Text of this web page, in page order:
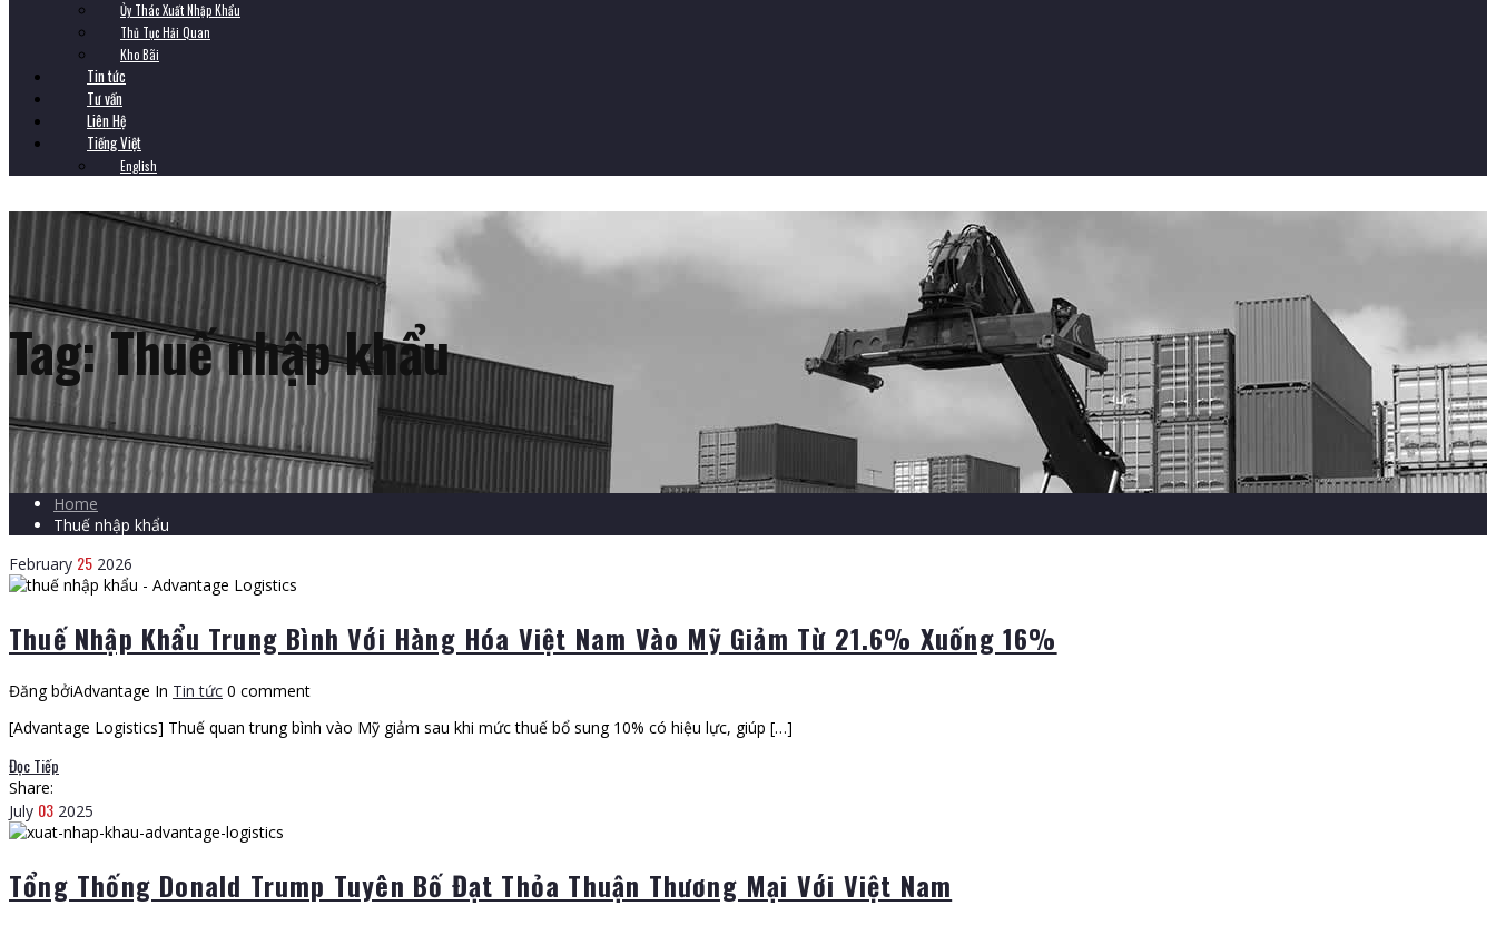
Ủy Thác Xuất Nhập Khẩu
Thủ Tục Hải Quan
Kho Bãi
Tin tức
Tư vấn
Liên Hệ
Tiếng Việt
English
Tag:Thuế nhập khẩu
Home
Thuế nhập khẩu
February 25 2026
Thuế Nhập Khẩu Trung Bình Với Hàng Hóa Việt Nam Vào Mỹ Giảm Từ 21.6% Xuống 16%
Đăng bởiAdvantage In Tin tức 0 comment
[Advantage Logistics] Thuế quan trung bình vào Mỹ giảm sau khi mức thuế bổ sung 10% có hiệu lực, giúp […]
Đọc Tiếp
Share:
July 03 2025
Tổng Thống Donald Trump Tuyên Bố Đạt Thỏa Thuận Thương Mại Với Việt Nam